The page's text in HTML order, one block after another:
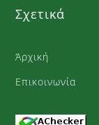
Σχετικά
Άρχική
Επικοινωνία